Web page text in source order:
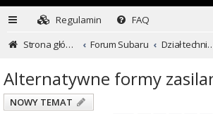
Regulamin
FAQ
Strona główna
Forum Subaru Dział techniczny
Alternatywne formy
NOWY TEMAT